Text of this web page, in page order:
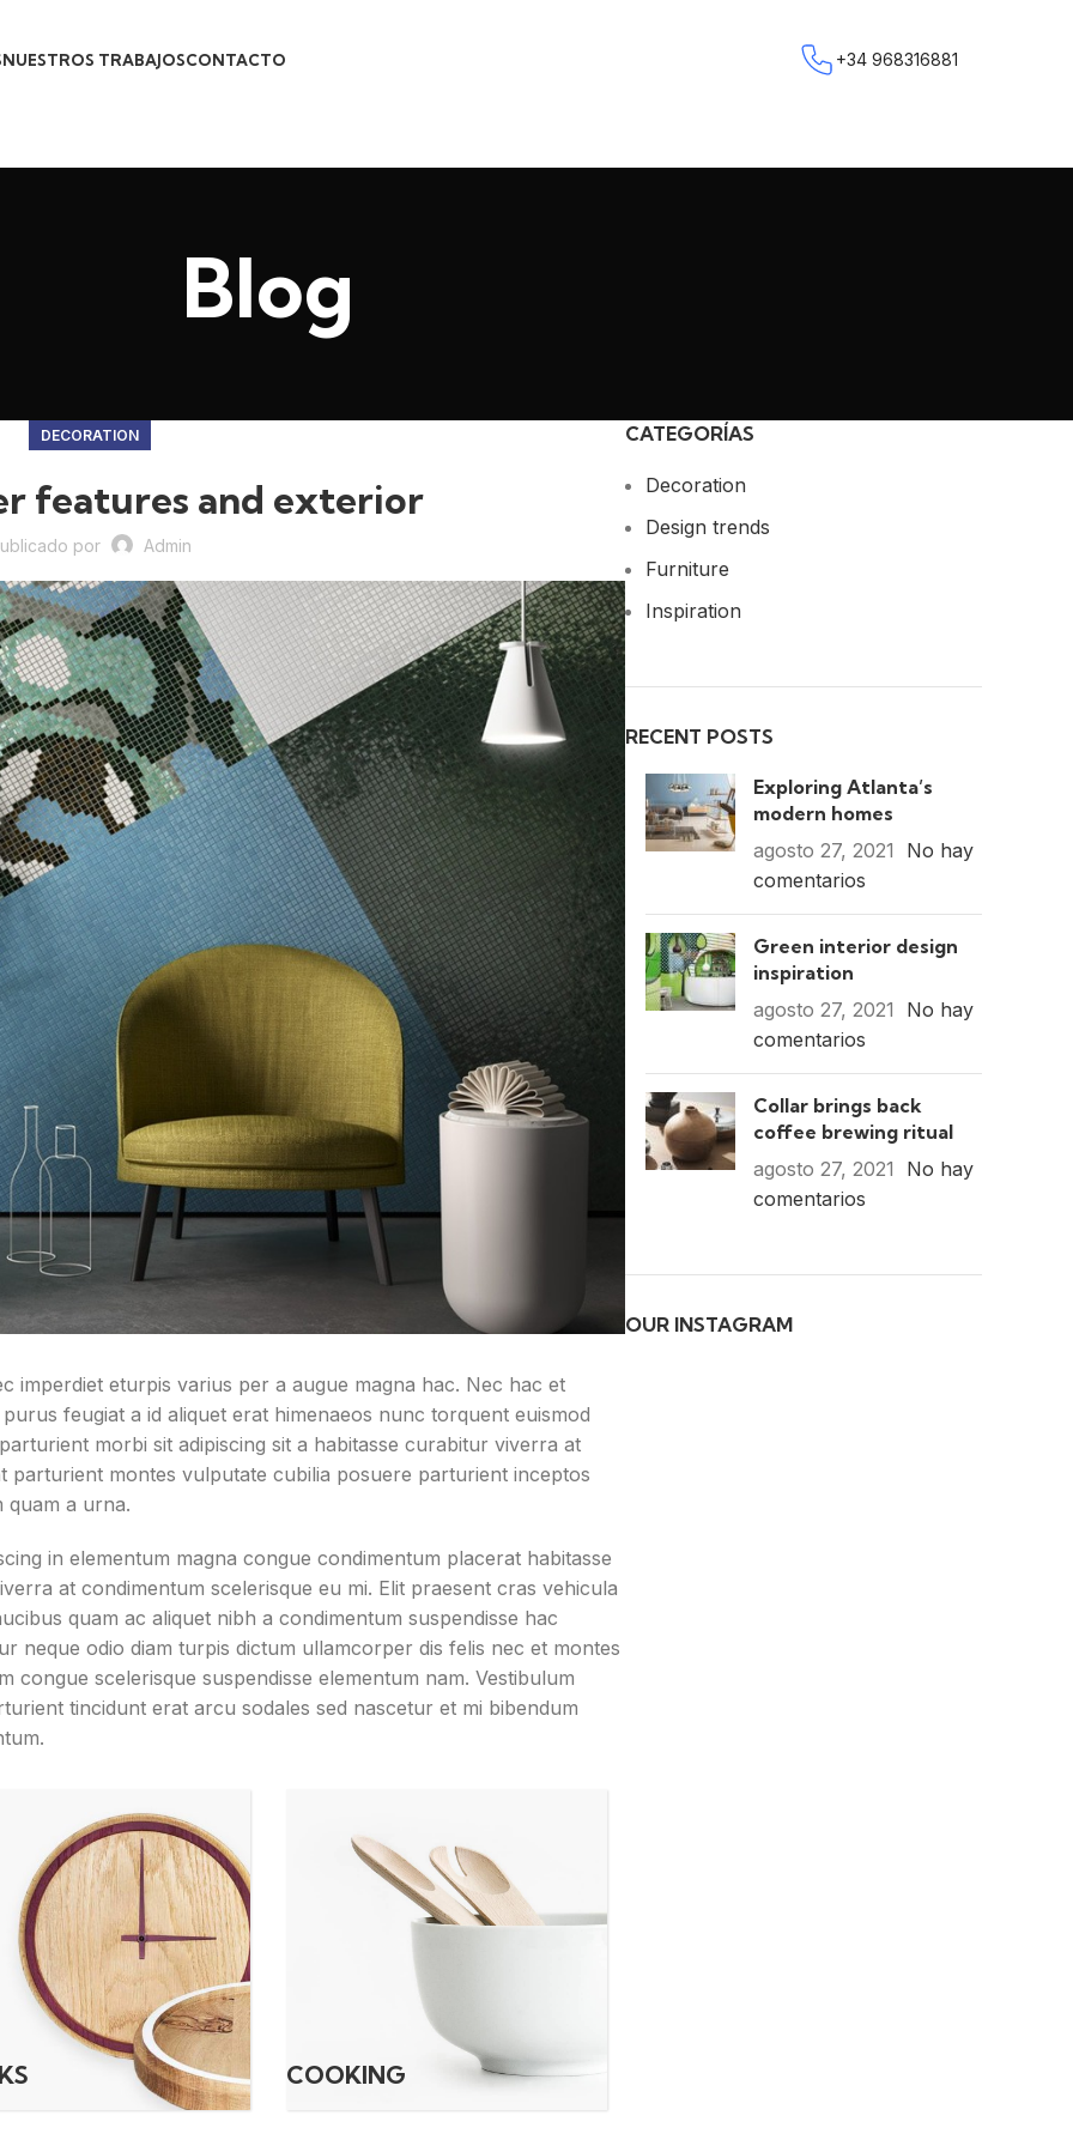
NUESTROS TRABAJOSCONTACTO +34 968316881
Blog
DECORATION
features and exterior
por Admin
imperdiet eturpis varius per a augue magna hac. Nec hac et
feugiat a id aliquet erat himenaeos nunc torquent euismod
morbi sit adipiscing sit a habitasse curabitur viverra at
parturient montes vulputate cubilia posuere parturient inceptos
quam a urna.
in elementum magna congue condimentum placerat habitasse
at condimentum scelerisque eu mi. Elit praesent cras vehicula
quam ac aliquet nibh a condimentum suspendisse hac
neque odio diam turpis dictum ullamcorper dis felis nec et montes
scelerisque suspendisse elementum nam. Vestibulum
tincidunt erat arcu sodales sed nascetur et mi bibendum
COOKING
CATEGORÍAS
Decoration
Design trends
Furniture
Inspiration
RECENT POSTS
Exploring Atlanta’s
modern homes
agosto 27, 2021
No hay
comentarios
Green interior design
inspiration
agosto 27, 2021
No hay
comentarios
Collar brings back
coffee brewing ritual
agosto 27, 2021
No hay
comentarios
OUR INSTAGRAM